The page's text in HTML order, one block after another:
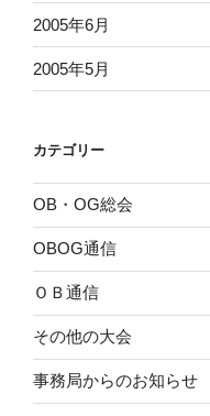
2005年6月
2005年5月
カテゴリー
OB・OG総会
OBOG通信
ＯＢ通信
その他の大会
事務局からのお知らせ